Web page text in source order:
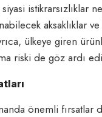
istikrarsızlıklar
aksaklıklar
ülkeye giren
riski de göz ardı
önemli fırsatlar